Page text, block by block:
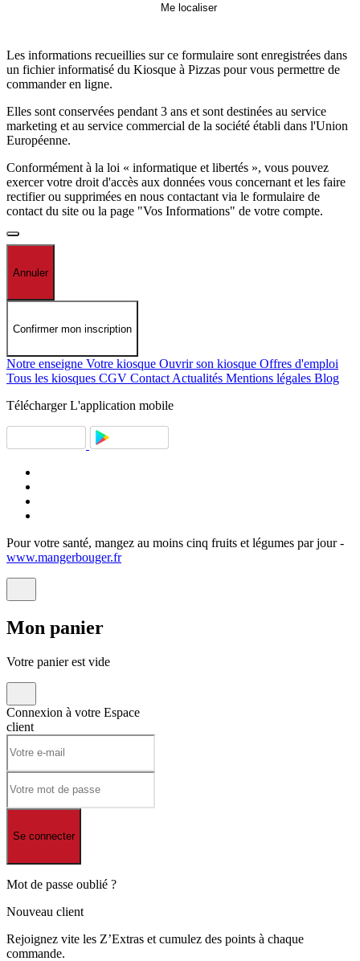
Me localiser
Les informations recueillies sur ce formulaire sont enregistrées dans
un fichier informatisé du Kiosque à Pizzas pour vous permettre de
commander en ligne.
Elles sont conservées pendant 3 ans et sont destinées au service
marketing et au service commercial de la société établi dans l'Union
Européenne.
Conformément à la loi « informatique et libertés », vous pouvez
exercer votre droit d'accès aux données vous concernant et les faire
rectifier ou supprimées en nous contactant via le formulaire de
contact du site ou la page "Vos Informations" de votre compte.
Annuler
Confirmer mon inscription
Notre enseigne Votre kiosque Ouvrir son kiosque Offres d'emploi
Tous les kiosques CGV Contact Actualités Mentions légales Blog
Télécharger L'application mobile
Pour votre santé, mangez au moins cinq fruits et légumes par jour -
www.mangerbouger.fr
Mon panier
Votre panier est vide
Connexion à votre Espace
client
Se connecter
Mot de passe oublié ?
Nouveau client
Rejoignez vite les Z’Extras et cumulez des points à chaque
commande.